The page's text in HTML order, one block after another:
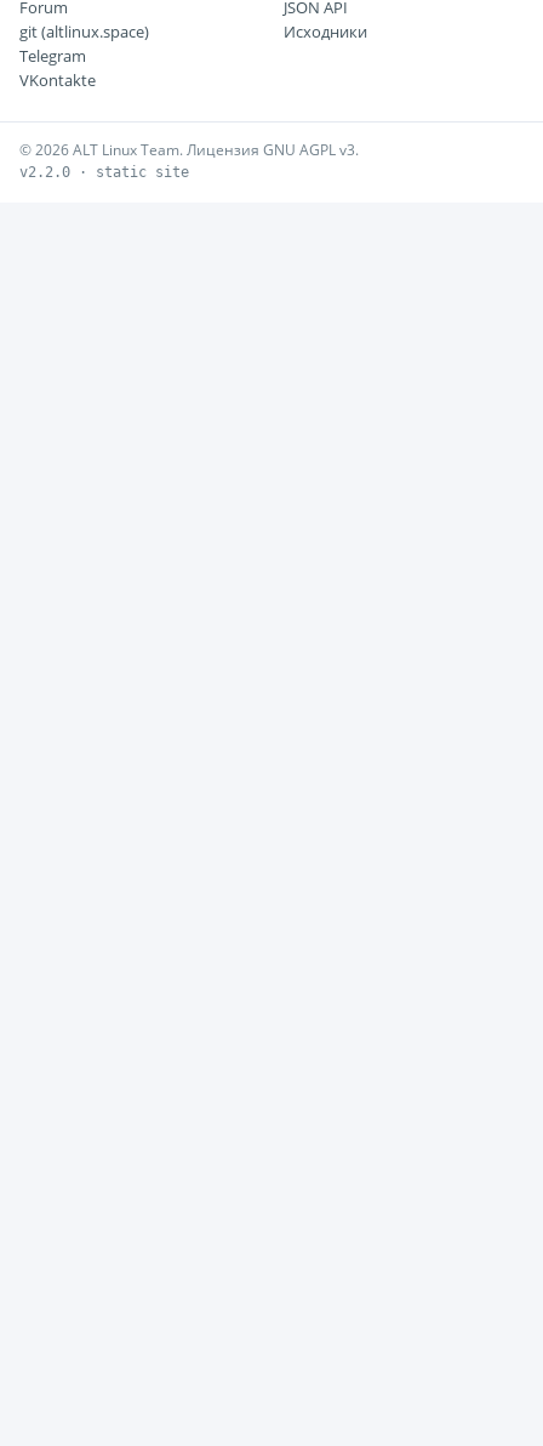
Forum
git (altlinux.space)
Telegram
VKontakte
JSON API
Исходники
© 2026 ALT Linux Team. Лицензия GNU AGPL v3.
v2.2.0 · static site